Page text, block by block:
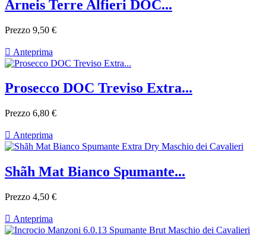
Arneis Terre Alfieri DOC...
Prezzo 9,50 €
 Anteprima
Prosecco DOC Treviso Extra...
Prezzo 6,80 €
 Anteprima
Shãh Mat Bianco Spumante...
Prezzo 4,50 €
 Anteprima